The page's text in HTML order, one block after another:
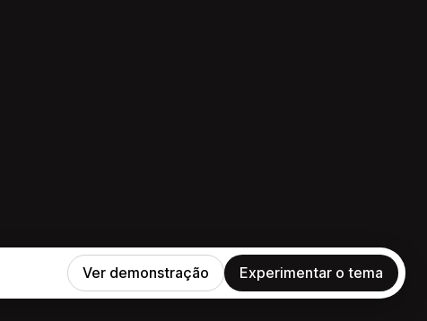
Ver demonstração Experimentar o tema